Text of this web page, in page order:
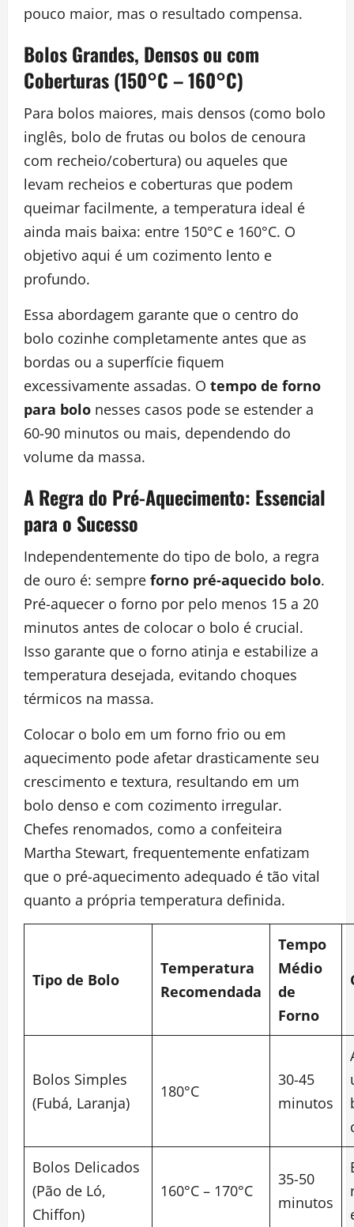
pouco maior, mas o resultado compensa.
Bolos Grandes, Densos ou com
Coberturas (150°C – 160°C)
Para bolos maiores, mais densos (como bolo
inglês, bolo de frutas ou bolos de cenoura
com recheio/cobertura) ou aqueles que
levam recheios e coberturas que podem
queimar facilmente, a temperatura ideal é
ainda mais baixa: entre 150°C e 160°C. O
objetivo aqui é um cozimento lento e
profundo.
Essa abordagem garante que o centro do
bolo cozinhe completamente antes que as
bordas ou a superfície fiquem
excessivamente assadas. O tempo de forno
para bolo nesses casos pode se estender a
60-90 minutos ou mais, dependendo do
volume da massa.
A Regra do Pré-Aquecimento: Essencial
para o Sucesso
Independentemente do tipo de bolo, a regra
de ouro é: sempre forno pré-aquecido bolo.
Pré-aquecer o forno por pelo menos 15 a 20
minutos antes de colocar o bolo é crucial.
Isso garante que o forno atinja e estabilize a
temperatura desejada, evitando choques
térmicos na massa.
Colocar o bolo em um forno frio ou em
aquecimento pode afetar drasticamente seu
crescimento e textura, resultando em um
bolo denso e com cozimento irregular.
Chefes renomados, como a confeiteira
Martha Stewart, frequentemente enfatizam
que o pré-aquecimento adequado é tão vital
quanto a própria temperatura definida.
Tipo de Bolo
Temperatura
Recomendada
Tempo
Médio
de
Forno
Bolos Simples
(Fubá, Laranja)
180°C
30-45
minutos
Bolos Delicados
(Pão de Ló,
Chiffon)
160°C – 170°C
35-50
minutos